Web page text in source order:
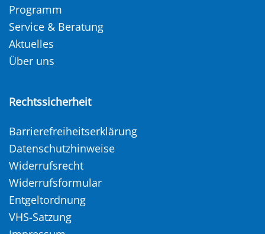
Programm
Service & Beratung
Aktuelles
Über uns
Rechtssicherheit
Barrierefreiheitserklärung
Datenschutzhinweise
Widerrufsrecht
Widerrufsformular
Entgeltordnung
VHS-Satzung